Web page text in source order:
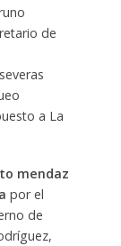
de
a La
mendaz
por el
de